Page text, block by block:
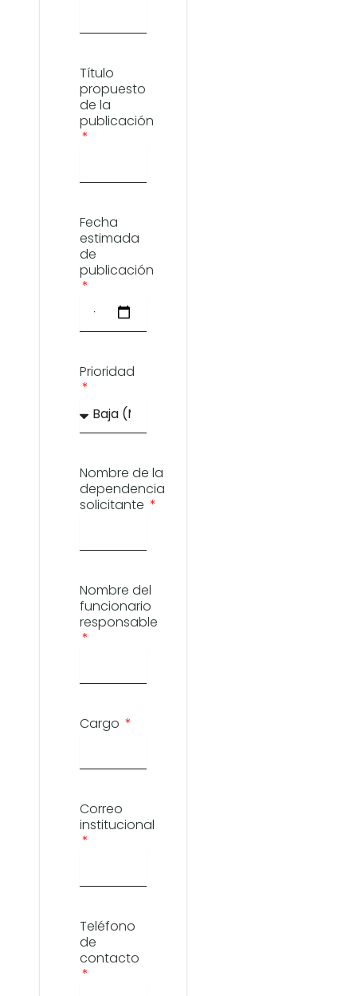
Título
propuesto
de la
publicación
Fecha
estimada
de
publicación
Prioridad
Nombre de la
dependencia
solicitante
Nombre del
funcionario
responsable
Cargo
Correo
institucional
Teléfono
de
contacto